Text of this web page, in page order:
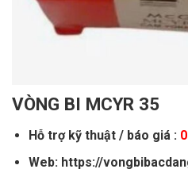
VÒNG BI MCYR 35
Hỗ trợ kỹ thuật / báo giá :
Web: https://